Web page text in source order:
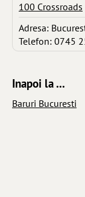
100 Crossroads
Adresa:
Telefon: 0745
Inapoi la ...
Baruri Bucuresti